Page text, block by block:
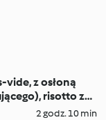
vide, z osłoną
risotto z
cytrynową
2 godz. 10 min